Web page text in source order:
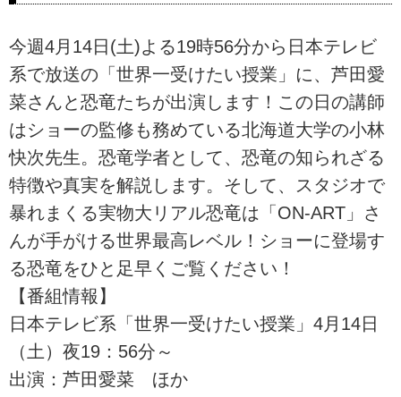
今週4月14日(土)よる19時56分から日本テレビ
系で放送の「世界一受けたい授業」に、芦田愛
菜さんと恐竜たちが出演します！この日の講師
はショーの監修も務めている北海道大学の小林
快次先生。恐竜学者として、恐竜の知られざる
特徴や真実を解説します。そして、スタジオで
暴れまくる実物大リアル恐竜は「ON-ART」さ
んが手がける世界最高レベル！ショーに登場す
る恐竜をひと足早くご覧ください！
【番組情報】
日本テレビ系「世界一受けたい授業」4月14日
（土）夜19：56分～
出演：芦田愛菜 ほか